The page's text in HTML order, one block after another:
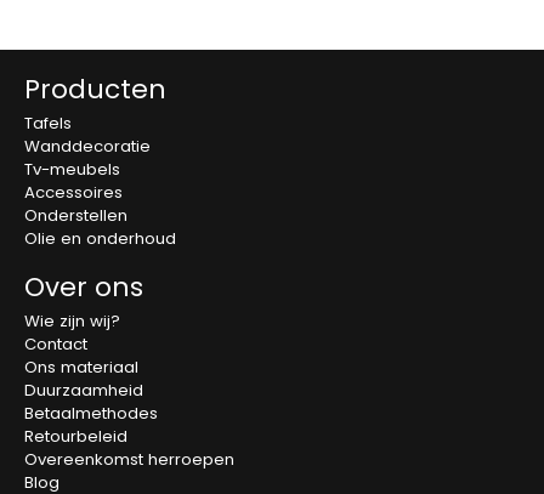
Producten
Tafels
Wanddecoratie
Tv-meubels
Accessoires
Onderstellen
Olie en onderhoud
Over ons
Wie zijn wij?
Contact
Ons materiaal
Duurzaamheid
Betaalmethodes
Retourbeleid
Overeenkomst herroepen
Blog